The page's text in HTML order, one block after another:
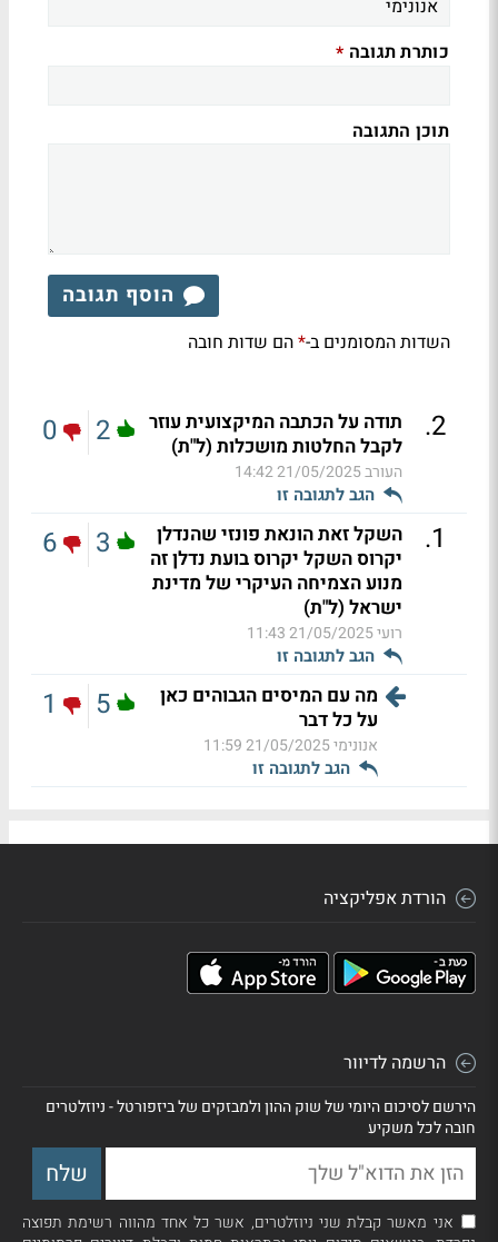
כותרת תגובה *
תוכן התגובה
הוסף תגובה
השדות המסומנים ב-*הם שדות חובה
2
.
תודה על הכתבה המיקצועית עוזר
לקבל החלטות מושכלות (ל"ת)
העורב21/05/2025 14:42
הגב לתגובה זו
2
0
1
.
השקל זאת הונאת פונזי שהנדלן
יקרוס השקל יקרוס בועת נדלן זה
מנוע הצמיחה העיקרי של מדינת
ישראל (ל"ת)
רועי21/05/2025 11:43
הגב לתגובה זו
3
6
מה עם המיסים הגבוהים כאן
על כל דבר
אנונימי21/05/2025 11:59
הגב לתגובה זו
5
1
הורדת אפליקציה
הרשמה לדיוור
הירשם לסיכום היומי של שוק ההון ולמבזקים של ביזפורטל - ניוזלטרים
חובה לכל משקיע
אני מאשר קבלת שני ניוזלטרים, אשר כל אחד מהווה רשימת תפוצה